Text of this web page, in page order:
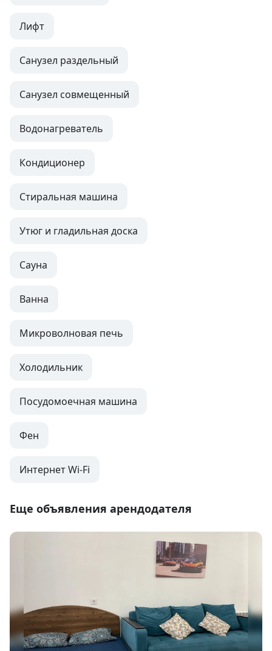
Лифт
Санузел раздельный
Санузел совмещенный
Водонагреватель
Кондиционер
Стиральная машина
Утюг и гладильная доска
Сауна
Ванна
Микроволновая печь
Холодильник
Посудомоечная машина
Фен
Интернет Wi-Fi
Еще объявления арендодателя